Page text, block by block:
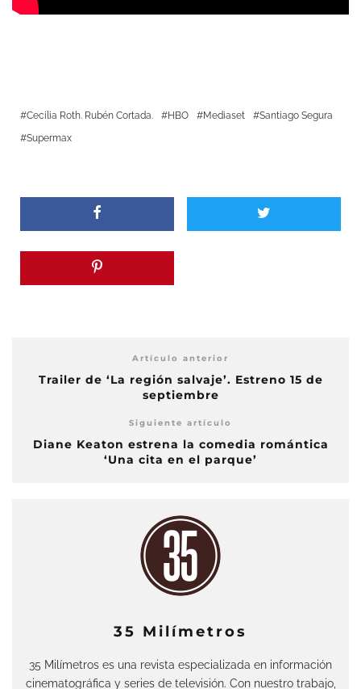
Cecilia Roth. Rubén Cortada. HBO Mediaset
Santiago Segura
Supermax
Artículo anterior
Trailer de ‘La región salvaje’. Estreno 15 de
septiembre
Siguiente artículo
Diane Keaton estrena la comedia romántica
‘Una cita en el parque’
35 Milímetros
35 Milímetros es una revista especializada en información
cinematográfica y series de televisión. Con nuestro trabajo,